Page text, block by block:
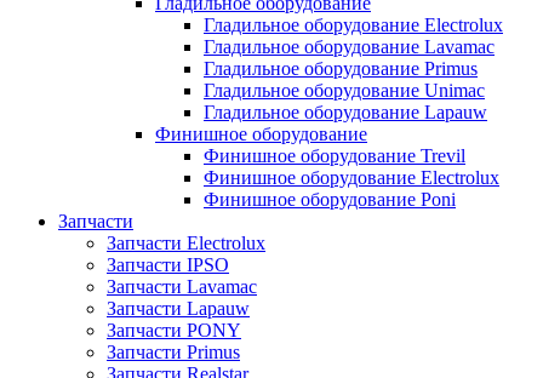
Гладильное оборудование Electrolux
Гладильное оборудование Lavamac
Гладильное оборудование Primus
Гладильное оборудование Unimac
Гладильное оборудование Lapauw
Финишное оборудование
Финишное оборудование Trevil
Финишное оборудование Electrolux
Финишное оборудование Poni
Запчасти
Запчасти Electrolux
Запчасти IPSO
Запчасти Lavamac
Запчасти Lapauw
Запчасти PONY
Запчасти Primus
Запчасти Realstar